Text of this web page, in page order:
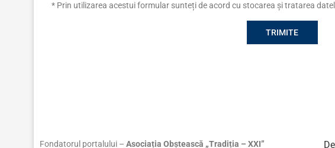
* Prin utilizarea acestui formular sunteți de acord cu stocarea și tratarea
Fondatorul portalului – Asociația Obștească „Tradiția – XXI”